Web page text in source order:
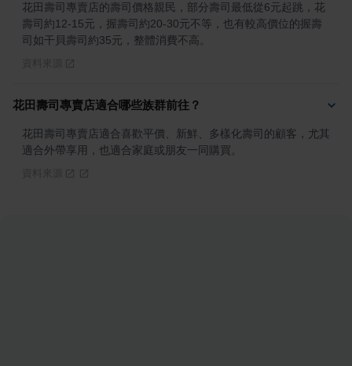
花田壽司專賣店的壽司價格親民，部分壽司最低從6元起跳，花
壽司約12-15元，握壽司約20-30元不等，也有較高價位的握壽
司如干貝壽司約35元，整體消費不高。
花田壽司專賣店適合哪些族群前往？
花田壽司專賣店適合喜歡平價、新鮮、多樣化壽司的顧客，尤其
適合外帶享用，也適合家庭或朋友一同購買。